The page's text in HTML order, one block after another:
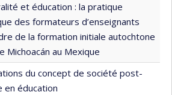
et éducation : la pratique
des formateurs d’enseignants
de la formation initiale autochtone
Michoacán au Mexique
du concept de société post-
en éducation